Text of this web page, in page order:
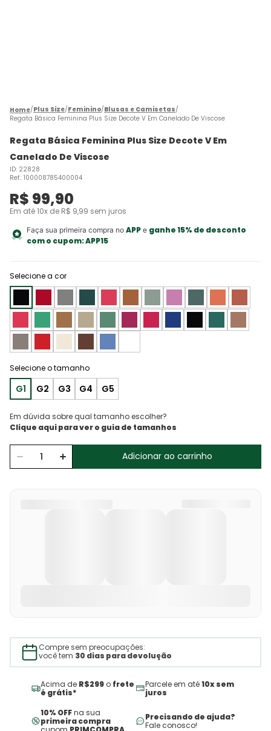
Plus Size Feminino Blusas e Camisetas
Regata Básica Feminina Plus Size Decote V Em Canelado De Viscose
Regata Básica Feminina Plus Size Decote V Em
Canelado De Viscose
ID: 22828
Ref.: 100008785400004
R$ 99,90
Em até10x de R$ 9,99 sem juros
Faça sua primeira compra no APPe ganhe 15% de desconto
com o cupom:APP15
Selecione a cor
G1 G2 G3 G4 G5
Em dúvida sobre qual tamanho escolher?
Adicionar ao carrinho
Compre sem preocupações:
você tem 30 dias para devolução
Acima de R$299 o frete
é grátis*
Parcele em até10x sem
juros
10% OFFna sua
primeira compra
Precisando de ajuda?
Fale conosco!